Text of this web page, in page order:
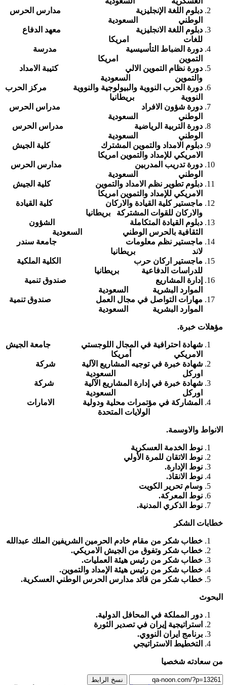
دبلوم اللغة الإنجليزية مدارس الحرس
الوطني السعودية
دبلوم اللغة الانجليزية معهد الدفاع
للغات امريكا
دورة الضباط التأسيسية مدرسة
التموين امريكا
دورة نظام التموين الالي كتيبة الامداد
والتموين السعودية
دورة الحرب النووية والبيولوجية والنووية مركز الحرب
النووية بريطانيا
دورة شؤون الافراد مدراس الحرس
الوطني السعودية
دورة التربية الرياضية مدراس الحرس
الوطني السعودية
دبلوم الامداد والتموين المشترك كلية الجيش
الامريكي للإمداد والتموين امريكا
دورة تدريب المدربين مدارس الحرس
الوطني السعودية
دبلوم تطوير نظم الامداد والتموين كلية الجيش
الامريكي للإمداد والتموين امريكا
ماجستير كلية القيادة والاركان كلية القيادة
والاركان للقوات المشتركة بريطانيا
دبلوم القيادة المتكاملة الشؤون
الثقافية بالحرس الوطني السعودية
ماجستير نظم معلومات جامعة سندر
لاند بريطانيا
ماجستير اركان حرب الكلية الملكية
للدراسات الدفاعية بريطانيا
إدارة المشاريع صندوق تنمية
الموارد البشرية السعودية
مهارات التواصل في مجال العمل صندوق تنمية
الموارد البشرية السعودية
مؤهلات خبرة.
شهادة احترافية في المجال اللوجستي جامعة الجيش
الامريكي أمريكا
شهادة خبرة في توجيه المشاريع الآلية شركة
اوركل السعودية
شهادة خبرة في إدارة المشاريع الآلية شركة
اوركل السعودية
المشاركة في مؤتمرات محلية ودولية الامارات
الولايات المتحدة
الانواط والاوسمة.
نوط الخدمة العسكرية
نوط الاتقان للمرة الأولي
نوط الإدارة.
نوط الانقاذ.
وسام تحرير الكويت
نوط المعركة.
نوط الذكري المدنية.
خطابات الشكر
خطاب شكر من مقام خادم الحرمين الشريفين الملك عبدالله
خطاب شكر وتفوق من الجيش الامريكي.
خطاب شكر من رئيس هيئة العمليات.
خطاب شكر من رئيس هيئة الإمداد والتموين.
خطاب شكر من قائد مدارس الحرس الوطني العسكرية.
البحوث
دور المملكة في المحافل الدولية.
استراتيجية إيران في تصدير الثورة
برنامج ايران النووي.
التخطيط الاستراتيجي
من سعادته شخصيا
نسخ الرابط